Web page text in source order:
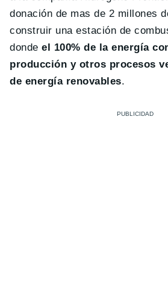
donación de mas de 2 millones
construir una estación de
donde el 100% de la energía
producción y otros procesos
de energía renovables.